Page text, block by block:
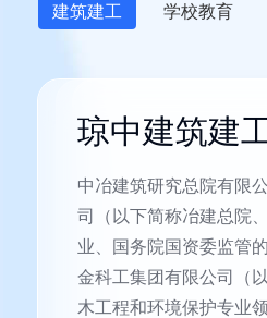
建筑建工 学校教育
琼中建筑建
中冶建筑研究总院有限
司（以下简称冶建总院
业、国务院国资委监管
金科工集团有限公司（
木工程和环境保护专业